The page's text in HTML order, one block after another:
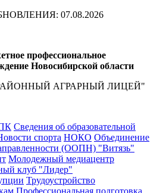
07.08.2026
профессиональное
Новосибирской области
АГРАРНЫЙ ЛИЦЕЙ"
Сведения об образовательной
спорта НОКО Объединение
(ООПН) "Витязь"
Молодежный медиацентр
клуб "Лидер"
Трудоустройство
Профессиональная подготовка